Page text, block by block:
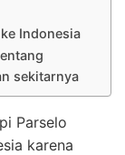
Indonesia
sekitarnya
Parselo
karena